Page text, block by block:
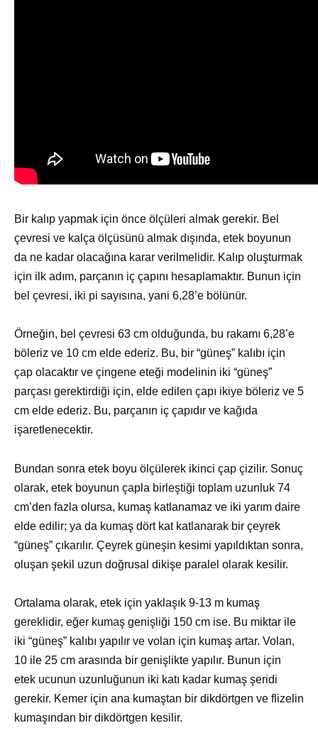
Bir kalıp yapmak için önce ölçüleri almak gerekir. Bel
çevresi ve kalça ölçüsünü almak dışında, etek boyunun
da ne kadar olacağına karar verilmelidir. Kalıp oluşturmak
için ilk adım, parçanın iç çapını hesaplamaktır. Bunun için
bel çevresi, iki pi sayısına, yani 6,28’e bölünür.
Örneğin, bel çevresi 63 cm olduğunda, bu rakamı 6,28’e
böleriz ve 10 cm elde ederiz. Bu, bir “güneş” kalıbı için
çap olacaktır ve çingene eteği modelinin iki “güneş”
parçası gerektirdiği için, elde edilen çapı ikiye böleriz ve 5
cm elde ederiz. Bu, parçanın iç çapıdır ve kağıda
işaretlenecektir.
Bundan sonra etek boyu ölçülerek ikinci çap çizilir. Sonuç
olarak, etek boyunun çapla birleştiği toplam uzunluk 74
cm’den fazla olursa, kumaş katlanamaz ve iki yarım daire
elde edilir; ya da kumaş dört kat katlanarak bir çeyrek
“güneş” çıkarılır. Çeyrek güneşin kesimi yapıldıktan sonra,
oluşan şekil uzun doğrusal dikişe paralel olarak kesilir.
Ortalama olarak, etek için yaklaşık 9-13 m kumaş
gereklidir, eğer kumaş genişliği 150 cm ise. Bu miktar ile
iki “güneş” kalıbı yapılır ve volan için kumaş artar. Volan,
10 ile 25 cm arasında bir genişlikte yapılır. Bunun için
etek ucunun uzunluğunun iki katı kadar kumaş şeridi
gerekir. Kemer için ana kumaştan bir dikdörtgen ve flizelin
kumaşından bir dikdörtgen kesilir.